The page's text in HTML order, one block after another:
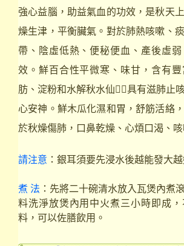
強心益腦，助益氣血的功效，是秋天
燥生津，平衡臟氣。對於肺熱咳嗽、
帶、陰虛低熱、便秘便血、產後虛
效。鮮百合性平微寒、味甘，含有
肪、淀粉和水解秋水仙，具有滋肺止
心安神。鮮木瓜化濕和胃，舒筋活絡
於秋燥傷肺，口鼻乾燥、心煩口渴、
請注意 ：銀耳須要先浸水後越能發大越
煮 法 ：先將二十碗清水放入瓦煲內煮
料洗淨放煲內用中火煮三小時即成
料，可以佐膳飲用。